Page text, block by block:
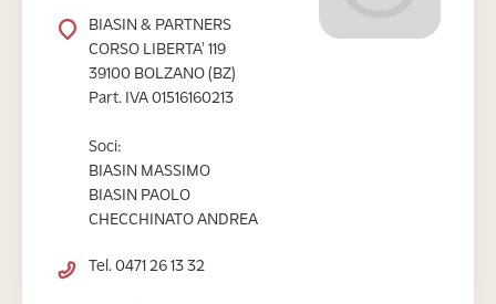
BIASIN & PARTNERS
CORSO LIBERTA' 119
39100 BOLZANO (BZ)
Part. IVA 01516160213
Soci:
BIASIN MASSIMO
BIASIN PAOLO
CHECCHINATO ANDREA
Tel. 0471 26 13 32